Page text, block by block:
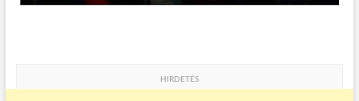
HIRDETÉS